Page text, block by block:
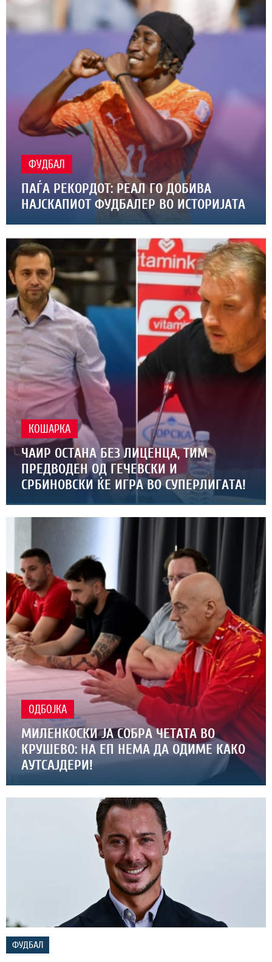
ФУДБАЛ
ПАЃА РЕКОРДОТ: РЕАЛ ГО ДОБИВА
НАЈСКАПИОТ ФУДБАЛЕР ВО ИСТОРИЈАТА
КОШАРКА
ЧАИР ОСТАНА БЕЗ ЛИЦЕНЦА, ТИМ
ПРЕДВОДЕН ОД ГЕЧЕВСКИ И
СРБИНОВСКИ ЌЕ ИГРА ВО СУПЕРЛИГАТА!
ОДБОЈКА
МИЛЕНКОСКИ ЈА СОБРА ЧЕТАТА ВО
КРУШЕВО: НА ЕП НЕМА ДА ОДИМЕ КАКО
АУТСАЈДЕРИ!
ФУДБАЛ